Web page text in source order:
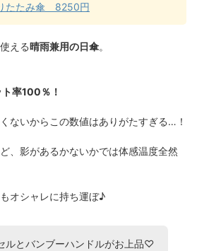
たたみ傘 8250円
える晴雨兼用の日傘。
率100％！
ないからこの数値はありがたすぎる…！
、影があるかないかでは体感温度全然
オシャレに持ち運ぼ♪
ルとバンブーハンドルがお上品♡